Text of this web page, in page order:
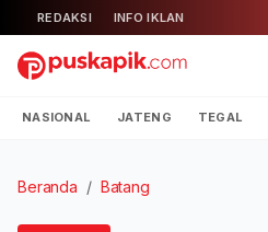
REDAKSI INFO IKLAN
NASIONAL JATENG TEGAL
Beranda / Batang